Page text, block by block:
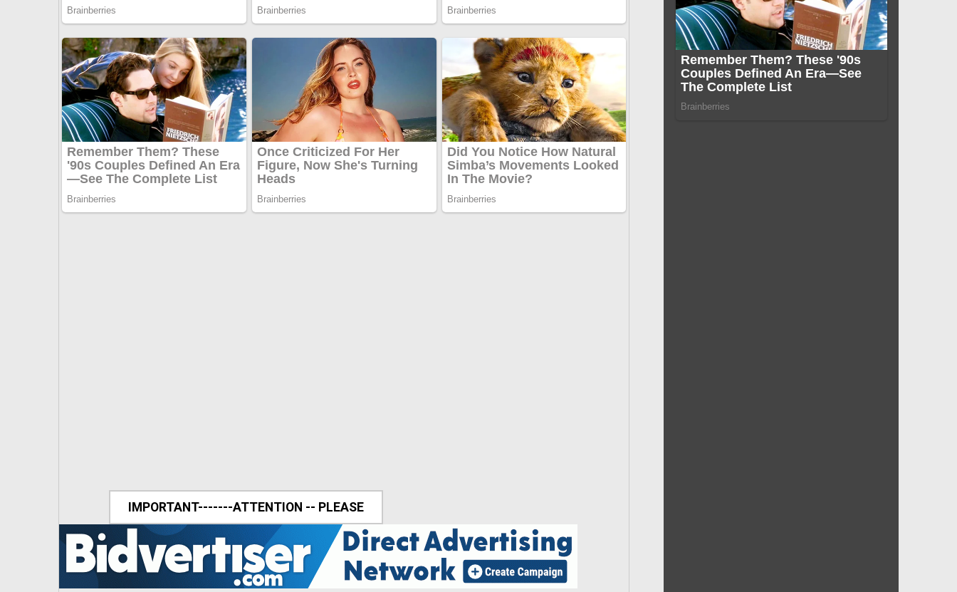
IMPORTANT-------ATTENTION -- PLEASE